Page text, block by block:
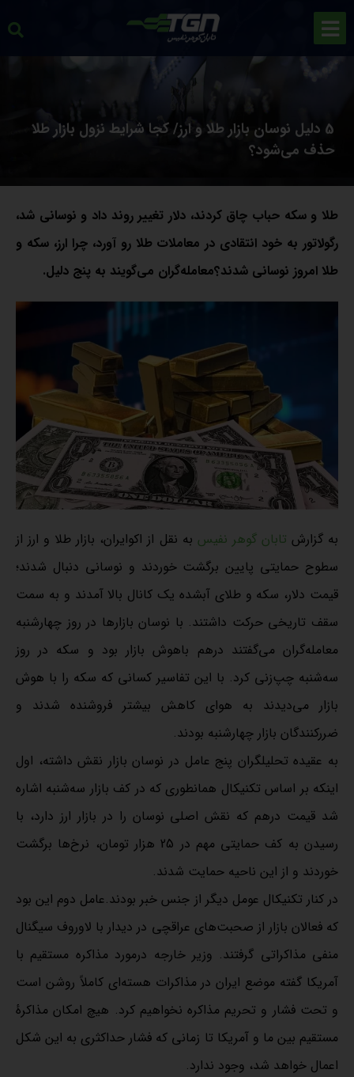
5 دلیل نوسان بازار طلا و ارز/ کجا شرایط نزول بازار طلا
حذف می‌شود؟
طلا و سکه حباب چاق کردند، دلار تغییر روند داد و‌ نوسانی شد،
رگولاتور به خود انتقادی در معاملات طلا رو آورد، چرا ارز، سکه و
طلا امروز نوسانی شدند؟معامله‌گران می‌گویند به پنج دلیل.
به گزارش تابان گوهر نفیس به نقل از اکوایران، بازار طلا و ارز از
سطوح حمایتی پایین برگشت خوردند و نوسانی دنبال شدند؛
قیمت دلار، سکه و طلای آبشده یک کانال بالا آمدند و به سمت
سقف تاریخی حرکت داشتند. با نوسان بازارها در روز چهارشنبه
معامله‌گران می‌گفتند درهم باهوش بازار بود و سکه در روز
سه‌شنبه چپ‌زنی کرد. با این تفاسیر کسانی که سکه را با هوش
بازار می‌دیدند به هوای کاهش بیشتر فروشنده شدند و
ضررکنندگان بازار چهارشنبه بودند.
به عقیده تحلیلگران پنج عامل در نوسان بازار نقش داشته، اول
اینکه بر اساس تکنیکال همانطوری که در کف بازار سه‌شنبه اشاره
شد قیمت درهم که نقش اصلی نوسان را در بازار ارز دارد،‌ با
رسیدن به کف حمایتی مهم در 25 هزار تومان، ‌نرخ‌ها برگشت
خوردند و از این ناحیه حمایت شدند.
در کنار تکنیکال عومل دیگر از جنس خبر بودند.عامل دوم این بود
که فعالان بازار از صحبت‌های عراقچی در دیدار با لاوروف سیگنال
منفی مذاکراتی گرفتند. وزیر خارجه درمورد مذاکره مستقیم با
آمریکا گفته موضع ایران در مذاکرات هسته‌ای کاملاً روشن است
و تحت فشار و تحریم مذاکره نخواهیم کرد. هیچ امکان مذاکرهٔ
مستقیم بین ما و آمریکا تا زمانی که فشار حداکثری به این شکل
اعمال خواهد شد، وجود ندارد.